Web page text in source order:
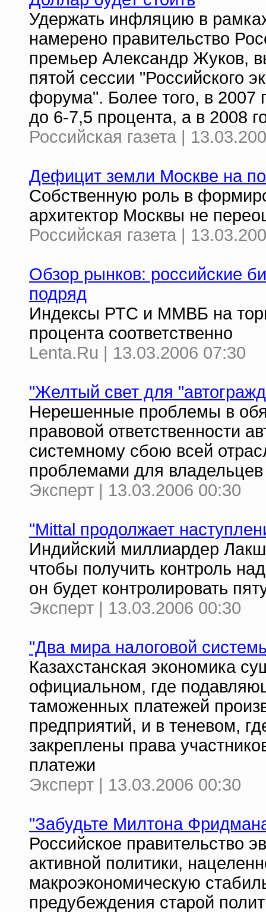
Удержать инфляцию в
намерено правительство
премьер Александр Жуков,
пятой сессии "Российского
форума". Более того, в
до 6-7,5 процента, а в 2008
Российская газета |
Дефицит земли Москве на
Собственную роль в
архитектор Москвы не
Российская газета |
Обзор рынков: российские
подряд
Индексы РТС и ММВБ на
процента соответственно
Lenta.Ru | 13.03.2006 07:30
"Желтый свет для
Нерешенные проблемы в
правовой ответственности
системному сбою всей
проблемами для владельцев
Эксперт | 13.03.2006 00:30
"Mittal продолжает
Индийский миллиардер
чтобы получить контроль
он будет контролировать
Эксперт | 13.03.2006 00:30
"Два мира налоговой
Казахстанская экономика
официальном, где
таможенных платежей
предприятий, и в теневом,
закреплены права
платежи
Эксперт | 13.03.2006 00:30
"Забудьте Милтона
Российское правительство
активной политики,
макроэкономическую
предубеждения старой